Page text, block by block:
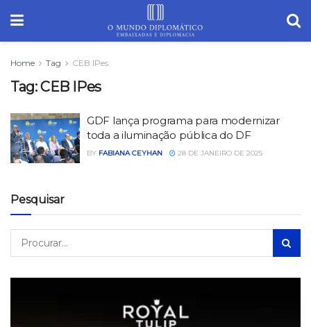
Home Tag CEB IPes
Tag:CEB IPes
GDF lança programa para modernizar
toda a iluminação pública do DF
BY FABIANA CEYHAN 28 DE JANEIRO DE 2025
Pesquisar